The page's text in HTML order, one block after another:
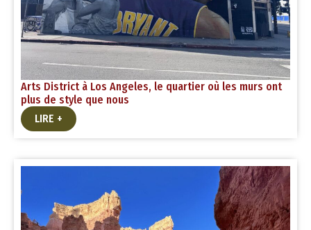
Arts District à Los Angeles, le quartier où les murs ont
plus de style que nous
LIRE +